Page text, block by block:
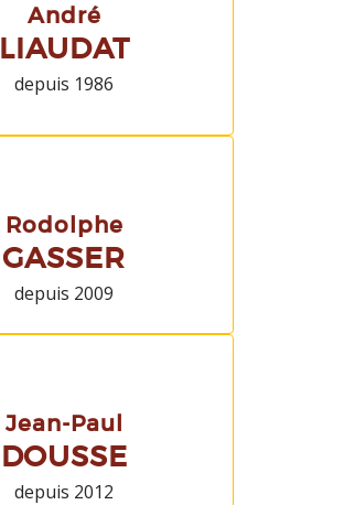
André
LIAUDAT
depuis 1986
Rodolphe
GASSER
depuis 2009
Jean-Paul
DOUSSE
depuis 2012